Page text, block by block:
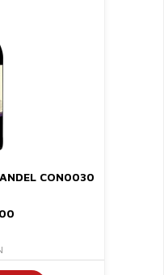
CON0030